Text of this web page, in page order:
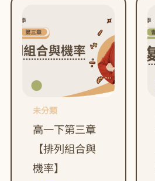
未分類
高一下第三章
【排列組合與
機率】